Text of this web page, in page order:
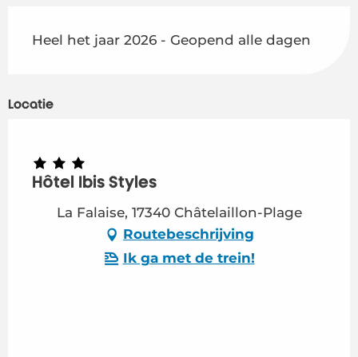
Heel het jaar 2026 - Geopend alle dagen
Locatie
Hôtel Ibis Styles
La Falaise, 17340 Châtelaillon-Plage
Routebeschrijving
Ik ga met de trein!